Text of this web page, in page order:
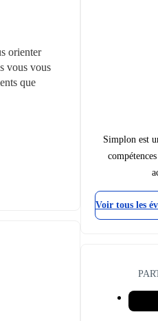
orienter
vous vous
que
Simplon est
Voir tous les